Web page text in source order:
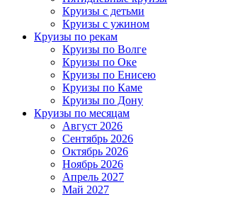
Круизы с детьми
Круизы с ужином
Круизы по рекам
Круизы по Волге
Круизы по Оке
Круизы по Енисею
Круизы по Каме
Круизы по Дону
Круизы по месяцам
Август 2026
Сентябрь 2026
Октябрь 2026
Ноябрь 2026
Апрель 2027
Май 2027